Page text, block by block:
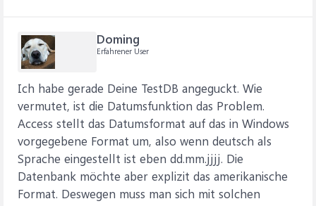
Doming
Erfahrener User
Ich habe gerade Deine TestDB angeguckt. Wie
vermutet, ist die Datumsfunktion das Problem.
Access stellt das Datumsformat auf das in Windows
vorgegebene Format um, also wenn deutsch als
Sprache eingestellt ist eben dd.mm.jjjj. Die
Datenbank möchte aber explizit das amerikanische
Format. Deswegen muss man sich mit solchen